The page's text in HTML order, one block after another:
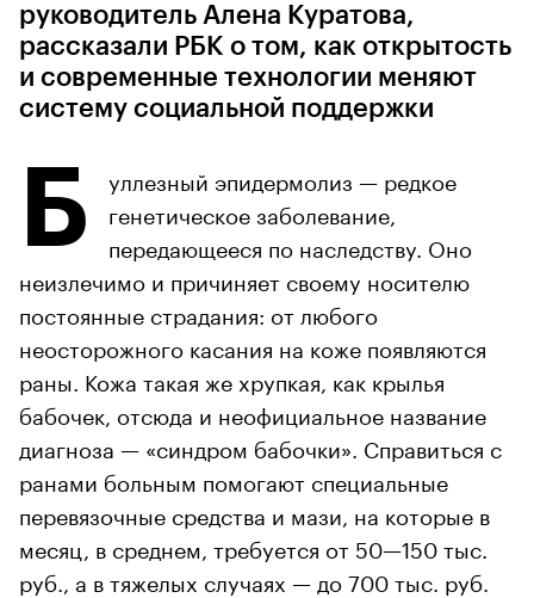
руководитель Алена Куратова,
рассказали РБК о том, как открытость
и современные технологии меняют
систему социальной поддержки
Б
уллезный эпидермолиз — редкое
генетическое заболевание,
передающееся по наследству. Оно
неизлечимо и причиняет своему носителю
постоянные страдания: от любого
неосторожного касания на коже появляются
раны. Кожа такая же хрупкая, как крылья
бабочек, отсюда и неофициальное название
диагноза — «синдром бабочки». Справиться с
ранами больным помогают специальные
перевязочные средства и мази, на которые в
месяц, в среднем, требуется от 50—150 тыс.
руб., а в тяжелых случаях — до 700 тыс. руб.